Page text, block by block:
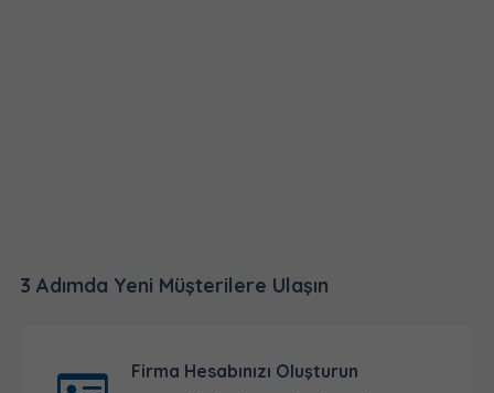
3 Adımda Yeni Müşterilere Ulaşın
Firma Hesabınızı Oluşturun